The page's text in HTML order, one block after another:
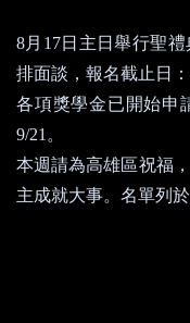
8月 17日主日舉行聖
排面談，報名截止日：
各項獎學金已開始申
9/21 。
本週請為高雄區祝福
主成就大事。名單列